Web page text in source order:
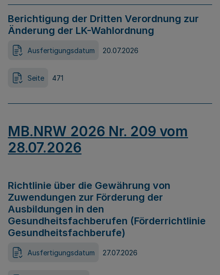
Berichtigung der Dritten Verordnung zur
Änderung der LK-Wahlordnung
Ausfertigungsdatum 20.07.2026
Seite 471
MB.NRW 2026 Nr. 209 vom
28.07.2026
Richtlinie über die Gewährung von
Zuwendungen zur Förderung der
Ausbildungen in den
Gesundheitsfachberufen (Förderrichtlinie
Gesundheitsfachberufe)
Ausfertigungsdatum 27.07.2026